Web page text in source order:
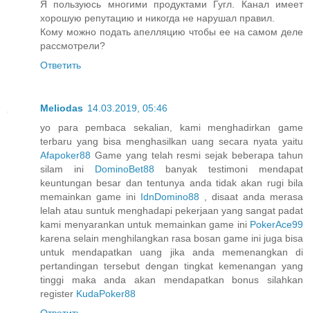
Я пользуюсь многими продуктами Гугл. Канал имеет
хорошую репутацию и никогда не нарушал правил.
Кому можно подать апелляцию чтобы ее на самом деле
рассмотрели?
Ответить
Meliodas 14.03.2019, 05:46
yo para pembaca sekalian, kami menghadirkan game
terbaru yang bisa menghasilkan uang secara nyata yaitu
Afapoker88 Game yang telah resmi sejak beberapa tahun
silam ini DominoBet88 banyak testimoni mendapat
keuntungan besar dan tentunya anda tidak akan rugi bila
memainkan game ini IdnDomino88 , disaat anda merasa
lelah atau suntuk menghadapi pekerjaan yang sangat padat
kami menyarankan untuk memainkan game ini PokerAce99
karena selain menghilangkan rasa bosan game ini juga bisa
untuk mendapatkan uang jika anda memenangkan di
pertandingan tersebut dengan tingkat kemenangan yang
tinggi maka anda akan mendapatkan bonus silahkan
register KudaPoker88